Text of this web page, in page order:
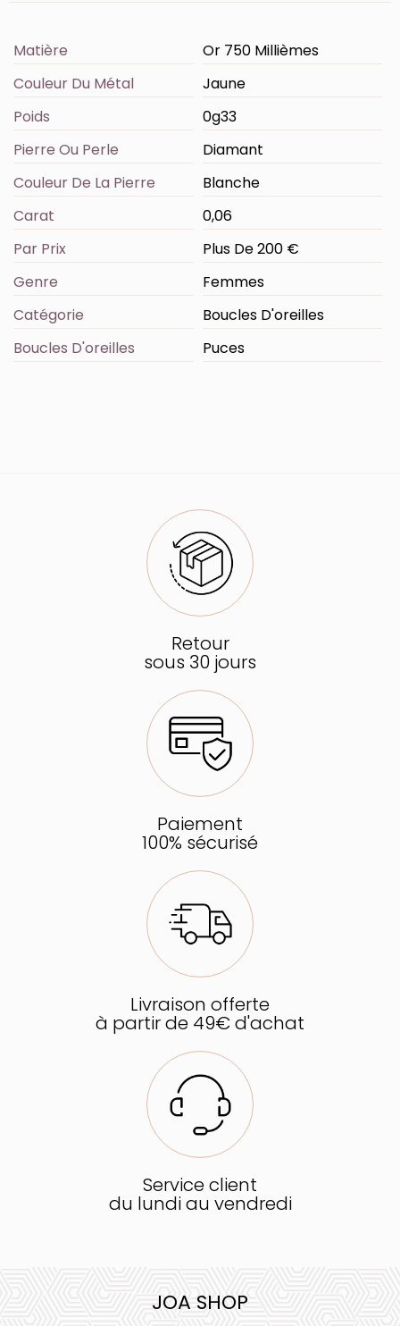
Matière
Or 750 Millièmes
Couleur Du Métal
Jaune
Poids
0g33
Pierre Ou Perle
Diamant
Couleur De La Pierre
Blanche
Carat
0,06
Par Prix
Plus De 200 €
Genre
Femmes
Catégorie
Boucles D'oreilles
Boucles D'oreilles
Puces
Retour
sous 30 jours
Paiement
100% sécurisé
Livraison offerte
à partir de 49€ d'achat
Service client
du lundi au vendredi
JOA SHOP